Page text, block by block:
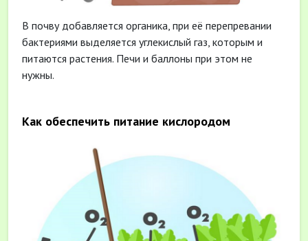
В почву добавляется органика, при её перепревании
бактериями выделяется углекислый газ, которым и
питаются растения. Печи и баллоны при этом не
нужны.
Как обеспечить питание кислородом